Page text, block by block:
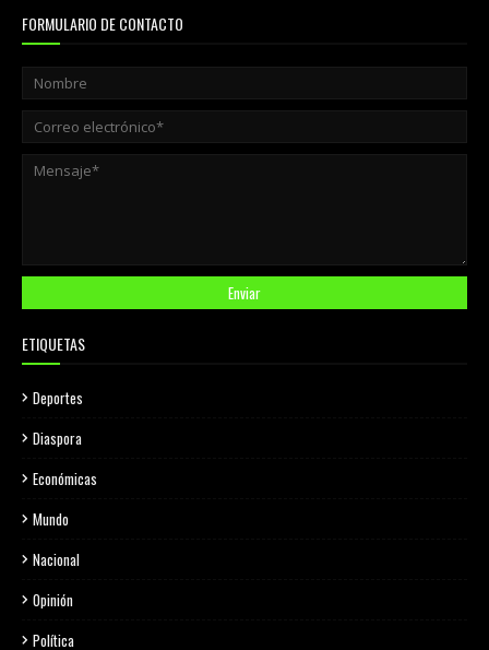
FORMULARIO DE CONTACTO
ETIQUETAS
Deportes
Diaspora
Económicas
Mundo
Nacional
Opinión
Política